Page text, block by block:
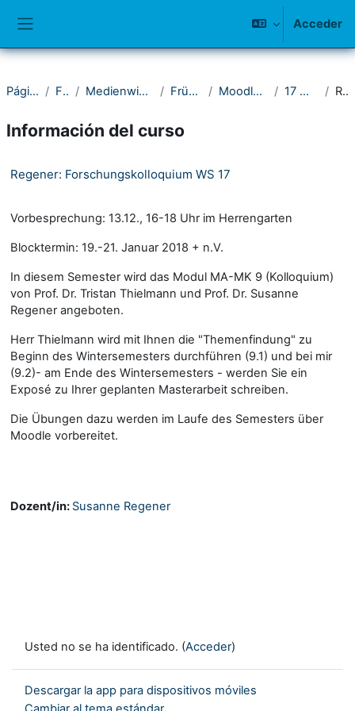
Acceder
Página Principal Fakultät I Medienwissenschaftliches Seminar Frühere Semester Moodle-Kurse 2016-2020 17 Wintersemester Resumen
Información del curso
Regener: Forschungskolloquium WS 17
Vorbesprechung: 13.12., 16-18 Uhr im Herrengarten
Blocktermin: 19.-21. Januar 2018 + n.V.
In diesem Semester wird das Modul MA-MK 9 (Kolloquium)
von Prof. Dr. Tristan Thielmann und Prof. Dr. Susanne
Regener angeboten.
Herr Thielmann wird mit Ihnen die "Themenfindung" zu
Beginn des Wintersemesters durchführen (9.1) und bei mir
(9.2)- am Ende des Wintersemesters - werden Sie ein
Exposé zu Ihrer geplanten Masterarbeit schreiben.
Die Übungen dazu werden im Laufe des Semesters über
Moodle vorbereitet.
Dozent/in: Susanne Regener
Usted no se ha identificado. (Acceder)
Descargar la app para dispositivos móviles